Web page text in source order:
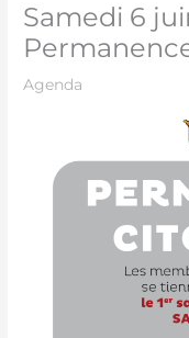
Samedi 6
Agenda